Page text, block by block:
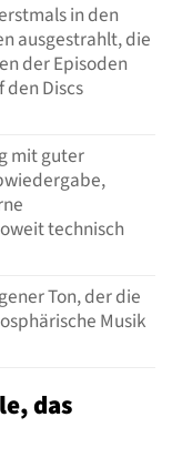
in den
ausgestrahlt, die
der Episoden
Discs
mit guter
technisch
Ton, der die
Musik
das